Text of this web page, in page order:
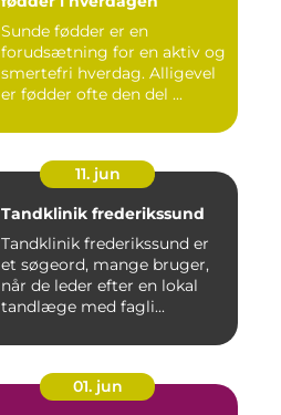
Sunde fødder er en
forudsætning for en aktiv og
smertefri hverdag. Alligevel
er fødder ofte den del ...
11. jun
Tandklinik frederikssund
Tandklinik frederikssund er
et søgeord, mange bruger,
når de leder efter en lokal
tandlæge med fagli...
01. jun